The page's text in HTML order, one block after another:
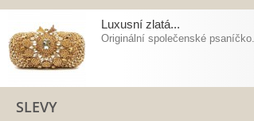
Luxusní zlatá...
Originální společenské
SLEVY